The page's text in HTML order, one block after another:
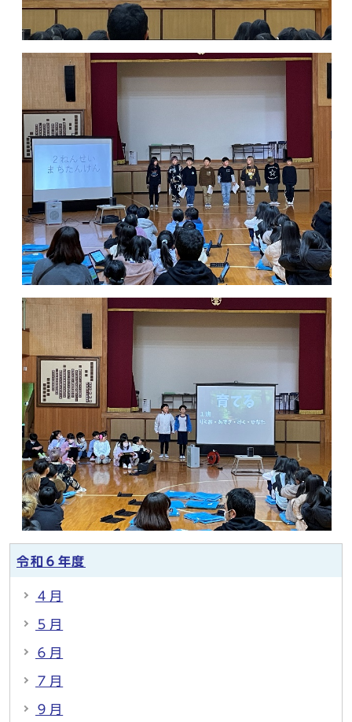
令和６年度
４月
５月
６月
７月
９月